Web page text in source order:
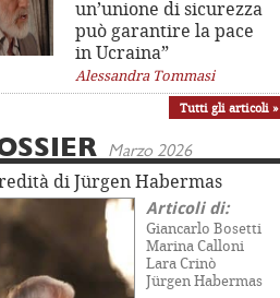
un’unione di sicurezza
può garantire la pace
in Ucraina”
Alessandra Tommasi
Tutti gli articoli »
Marzo 2026
di Jürgen Habermas
Articoli di:
Giancarlo Bosetti
Marina Calloni
Lara Crinò
Jürgen Habermas